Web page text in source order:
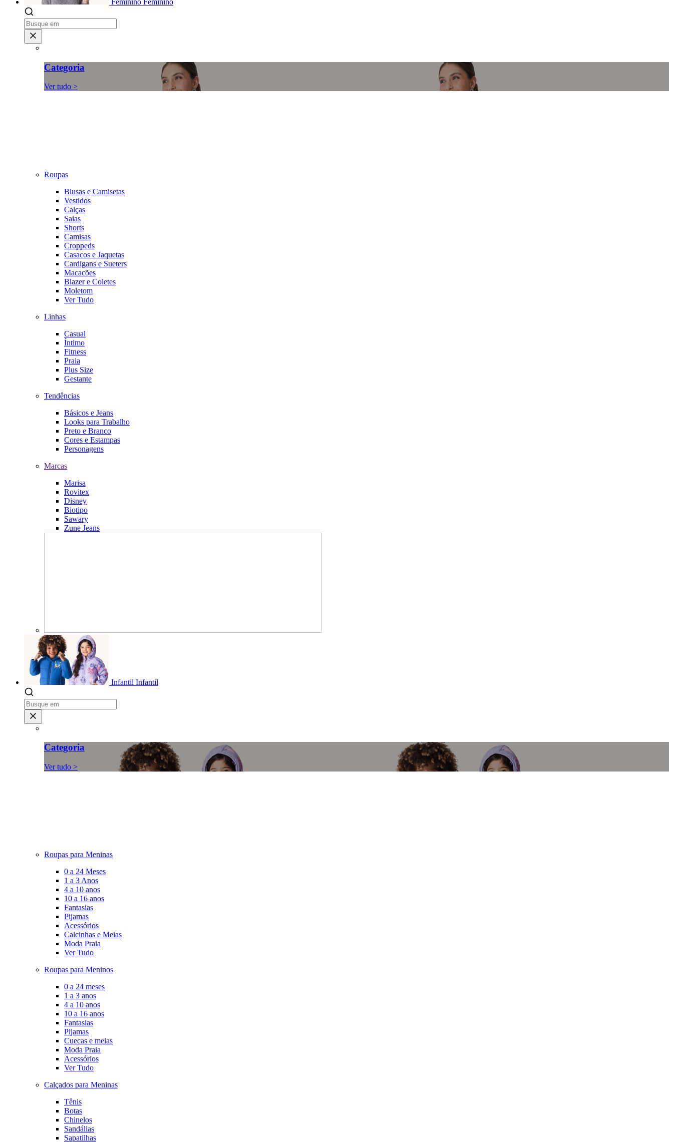
Categoria
Ver tudo >
Roupas
Blusas e Camisetas
Vestidos
Calças
Saias
Shorts
Camisas
Croppeds
Casacos e Jaquetas
Cardigans e Sueters
Macacões
Blazer e Coletes
Moletom
Ver Tudo
Linhas
Casual
Íntimo
Fitness
Praia
Plus Size
Gestante
Tendências
Básicos e Jeans
Looks para Trabalho
Preto e Branco
Cores e Estampas
Personagens
Marcas
Marisa
Rovitex
Disney
Biotipo
Sawary
Zune Jeans
Infantil Infantil
Categoria
Ver tudo >
Roupas para Meninas
0 a 24 Meses
1 a 3 Anos
4 a 10 anos
10 a 16 anos
Fantasias
Pijamas
Acessórios
Calcinhas e Meias
Moda Praia
Ver Tudo
Roupas para Meninos
0 a 24 meses
1 a 3 anos
4 a 10 anos
10 a 16 anos
Fantasias
Pijamas
Cuecas e meias
Moda Praia
Acessórios
Ver Tudo
Calçados para Meninas
Tênis
Botas
Chinelos
Sandálias
Sapatilhas